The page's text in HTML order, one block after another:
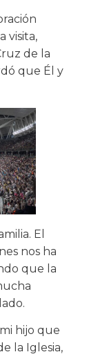
visita,
de la
que Él y
El
nos ha
que la
hijo que
la Iglesia,